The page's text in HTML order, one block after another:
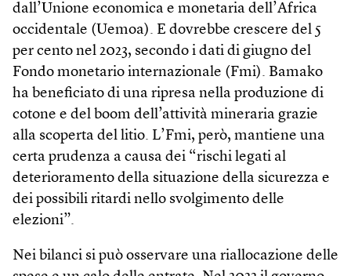
dall’Unione economica e monetaria dell’Africa
occidentale (Uemoa). E dovrebbe crescere del 5
per cento nel 2023, secondo i dati di giugno del
Fondo monetario internazionale (Fmi). Bamako
ha beneficiato di una ripresa nella produzione di
cotone e del boom dell’attività mineraria grazie
alla scoperta del litio. L’Fmi, però, mantiene una
certa prudenza a causa dei “rischi legati al
deterioramento della situazione della sicurezza e
dei possibili ritardi nello svolgimento delle
elezioni”.
Nei bilanci si può osservare una riallocazione delle